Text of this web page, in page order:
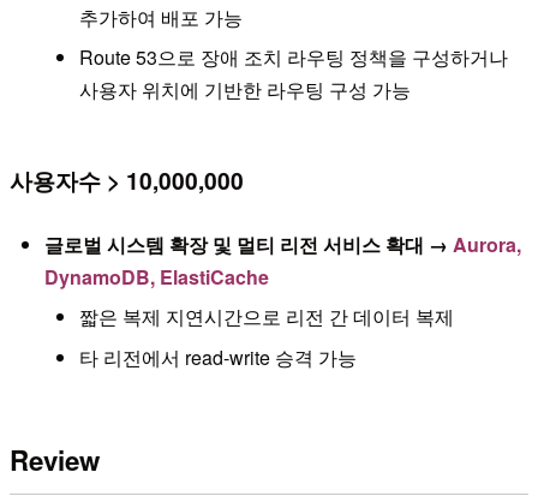
추가하여 배포 가능
Route 53으로 장애 조치 라우팅 정책을 구성하거나
사용자 위치에 기반한 라우팅 구성 가능
사용자수 > 10,000,000
글로벌 시스템 확장 및 멀티 리전 서비스 확대 → Aurora,
DynamoDB, ElastiCache
짧은 복제 지연시간으로 리전 간 데이터 복제
타 리전에서 read-write 승격 가능
Review